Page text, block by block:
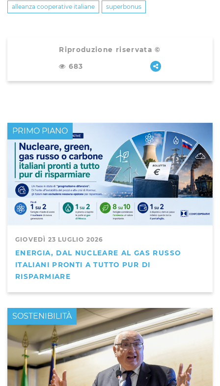
alleanza cooperative italiane superbonus
Riproduzione riservata ©
683
GIOVEDÌ 23 LUGLIO 2026
ENERGIA, DAL NUCLEARE AL GAS RUSSO
ITALIANI PRONTI A TUTTO PUR DI
RISPARMIARE
PRIMO PIANO
PRIMO PIANO
SOSTENIBILITÀ